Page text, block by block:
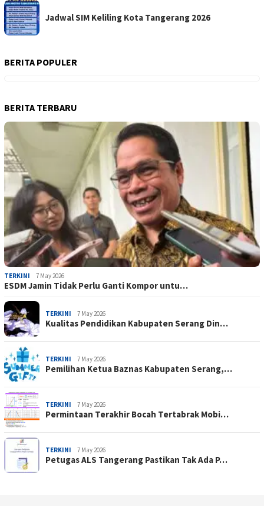
Jadwal SIM Keliling Kota Tangerang 2026
BERITA POPULER
BERITA TERBARU
TERKINI 7 May 2026
ESDM Jamin Tidak Perlu Ganti Kompor untu…
TERKINI 7 May 2026
Kualitas Pendidikan Kabupaten Serang Din…
TERKINI 7 May 2026
Pemilihan Ketua Baznas Kabupaten Serang,…
TERKINI 7 May 2026
Permintaan Terakhir Bocah Tertabrak Mobi…
TERKINI 7 May 2026
Petugas ALS Tangerang Pastikan Tak Ada P…